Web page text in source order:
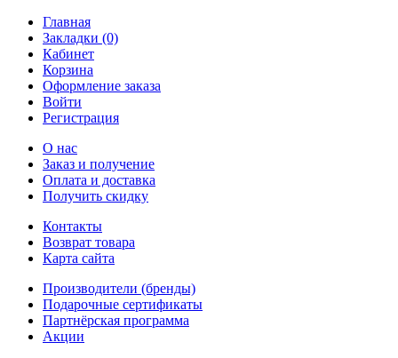
Главная
Закладки (0)
Кабинет
Корзина
Оформление заказа
Войти
Регистрация
О нас
Заказ и получение
Оплата и доставка
Получить скидку
Контакты
Возврат товара
Карта сайта
Производители (бренды)
Подарочные сертификаты
Партнёрская программа
Акции